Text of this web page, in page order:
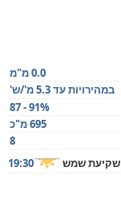
0.0 מ"מ
במהירויות עד 5.3 מ'/ש'
87 - 91%
695 מ"כ
8
שקיעת שמש 19:30